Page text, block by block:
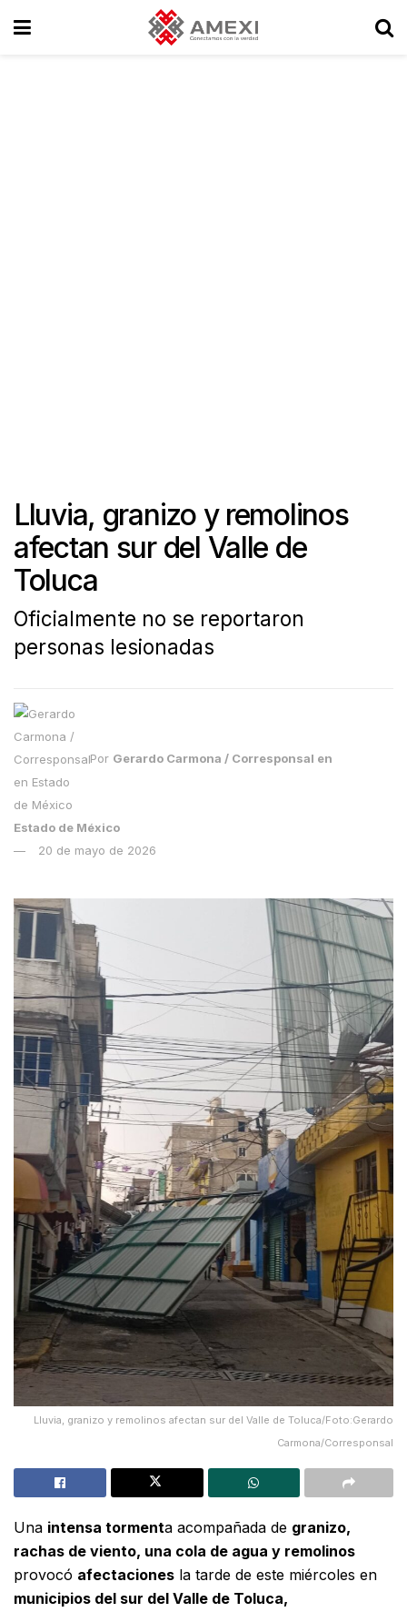
Lluvia, granizo y remolinos
afectan sur del Valle de
Toluca
Oficialmente no se reportaron
personas lesionadas
Por Gerardo Carmona / Corresponsal en
Estado de México
20 de mayo de 2026
Lluvia, granizo y remolinos afectan sur del Valle de Toluca/Foto:Gerardo
Carmona/Corresponsal
Una intensa tormenta acompañada de granizo,
rachas de viento, una cola de agua y remolinos
provocó afectaciones la tarde de este miércoles en
municipios del sur del Valle de Toluca,